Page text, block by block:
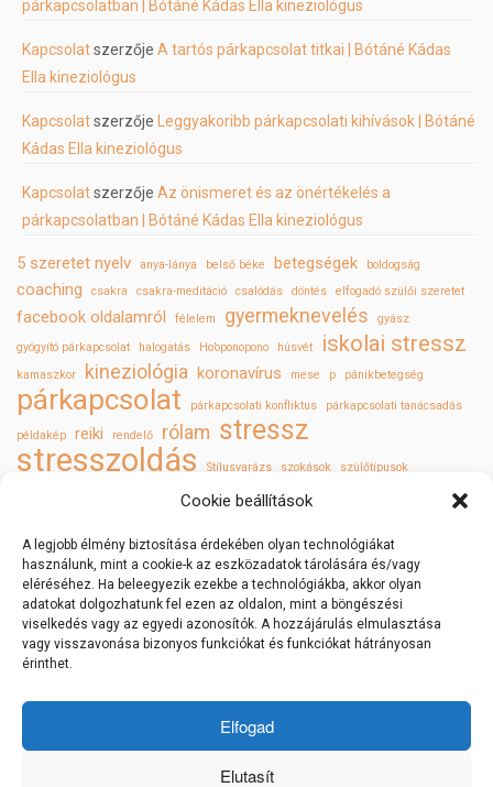
Cookie beállítások
A legjobb élmény biztosítása érdekében olyan technológiákat
használunk, mint a cookie-k az eszközadatok tárolására és/vagy
eléréséhez. Ha beleegyezik ezekbe a technológiákba, akkor olyan
adatokat dolgozhatunk fel ezen az oldalon, mint a böngészési
viselkedés vagy az egyedi azonosítók. A hozzájárulás elmulasztása
vagy visszavonása bizonyos funkciókat és funkciókat hátrányosan
érinthet.
Elfogad
Elutasít
párkapcsolatban | Bótáné Kádas Ella kineziológus
Kapcsolatszerzője A tartós párkapcsolat titkai | Bótáné Kádas
Ella kineziológus
Kapcsolatszerzője Leggyakoribb párkapcsolati kihívások | Bótáné
Kádas Ella kineziológus
Kapcsolatszerzője Az önismeret és az önértékelés a
párkapcsolatban | Bótáné Kádas Ella kineziológus
5 szeretet nyelv anya-lánya belső béke betegségek boldogság
coaching csakra csakra-meditáció csalódás döntés elfogadó szülői szeretet
facebook oldalamról félelem gyermeknevelés
gyász
gyógyító párkapcsolat
halogatás Ho’oponopono húsvét iskolai stressz
kamaszkor kineziológia koronavírus mese p pánikbetegség
párkapcsolat párkapcsolati konfliktus párkapcsolati tanácsadás
példakép reiki rendelő rólam stressz
stresszoldás Stílusvarázs szokások
szülőtípusok
szűrővizsgálatok tükör törvényei
| ÁSZF |